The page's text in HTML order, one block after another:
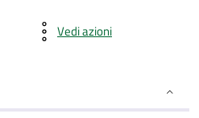
Vedi azioni